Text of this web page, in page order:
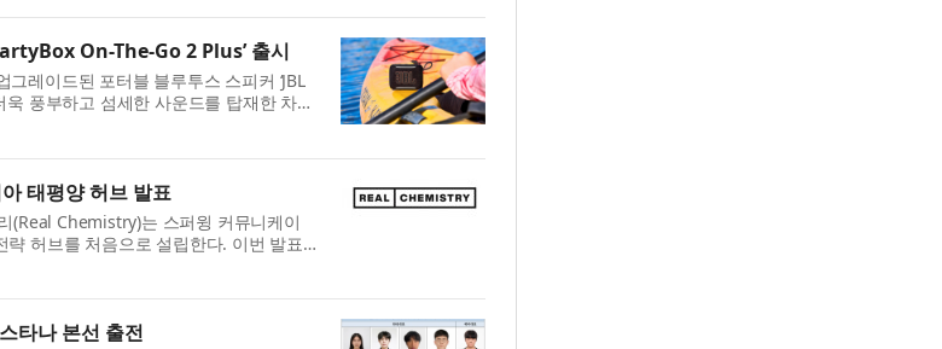
On-The-Go 2 Plus’ 출시
레이드된 포터블 블루투스 스피커 ‘JBL
욱 풍부하고 섬세한 사운드를 탑재한 차세
태평양 허브 발표
(Real Chemistry)는 스퍼윙 커뮤니케이
허브를 처음으로 설립한다. 이번 발표
타나 본선 출전